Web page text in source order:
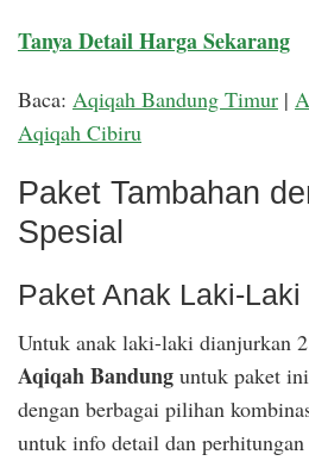
Tanya Detail Harga Sekarang
Baca: Aqiqah Bandung Timur |
Aqiqah Cibiru
Paket Tambahan
Spesial
Paket Anak Laki-Laki
Untuk anak laki-laki dianjurkan
Aqiqah Bandung untuk paket
dengan berbagai pilihan
untuk info detail dan